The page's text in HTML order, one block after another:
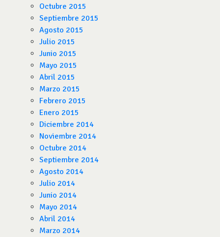
Octubre 2015
Septiembre 2015
Agosto 2015
Julio 2015
Junio 2015
Mayo 2015
Abril 2015
Marzo 2015
Febrero 2015
Enero 2015
Diciembre 2014
Noviembre 2014
Octubre 2014
Septiembre 2014
Agosto 2014
Julio 2014
Junio 2014
Mayo 2014
Abril 2014
Marzo 2014